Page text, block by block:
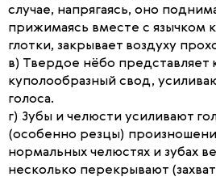
случае, напрягаясь, оно
прижимаясь вместе с язычком
глотки, закрывает воздуху
в) Твердое нёбо представляет
куполообразный свод,
голоса.
г) Зубы и челюсти усиливают
(особенно резцы)
нормальных челюстях и зубах
несколько перекрывают